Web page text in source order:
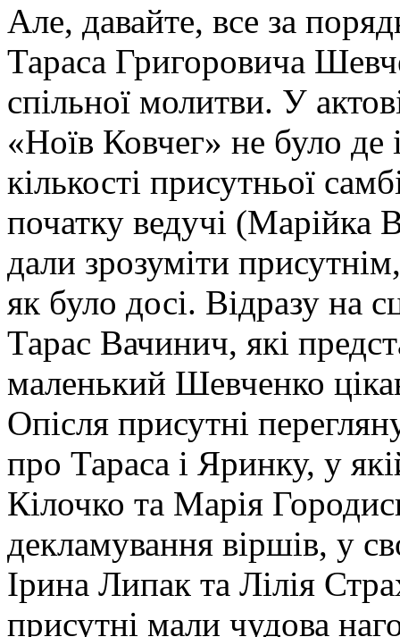
Але, давайте, все за
Тараса Григоровича
спільної молитви. У
«Ноїв Ковчег» не було де
кількості присутньої
початку ведучі (Марійка
дали зрозуміти
як було досі. Відразу на
Тарас Вачинич, які
маленький Шевченко
Опісля присутні
про Тараса і Яринку, у
Кілочко та Марія
декламування віршів, у
Ірина Липак та Лілія
присутні мали чудова